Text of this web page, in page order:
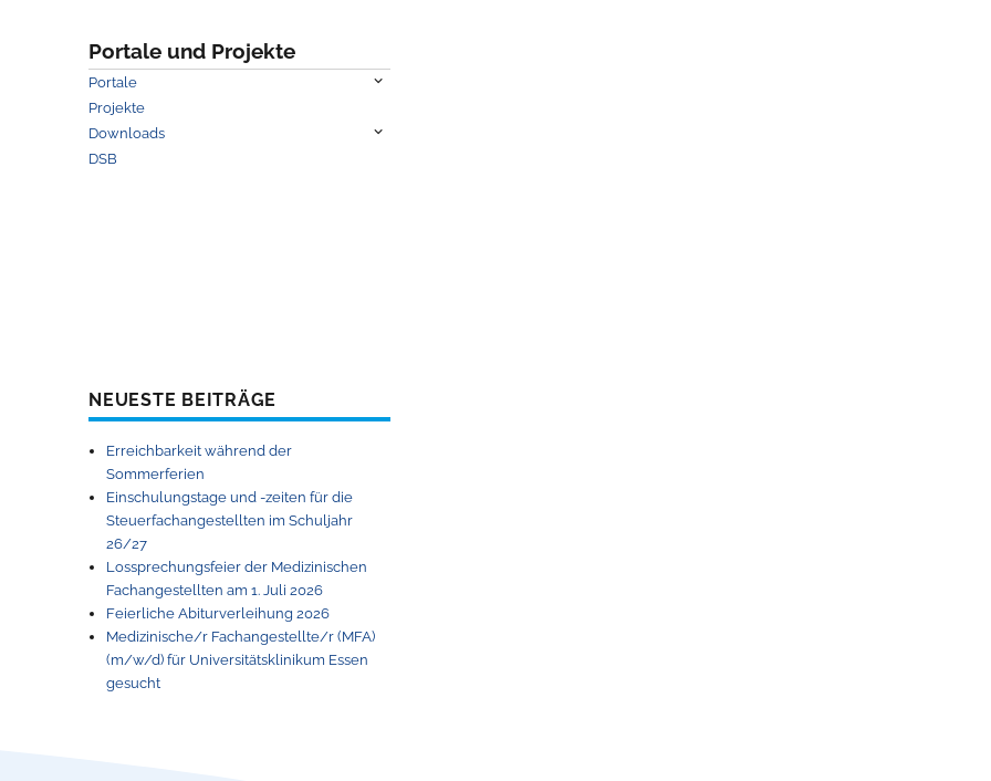
Portale und Projekte
Portale
Untermenü
Projekte
Downloads
Untermenü
DSB
NEUESTE BEITRÄGE
Erreichbarkeit während der
Sommerferien
Einschulungstage und -zeiten für die
Steuerfachangestellten im Schuljahr
26/27
Lossprechungsfeier der Medizinischen
Fachangestellten am 1. Juli 2026
Feierliche Abiturverleihung 2026
Medizinische/r Fachangestellte/r (MFA)
(m/w/d) für Universitätsklinikum Essen
gesucht